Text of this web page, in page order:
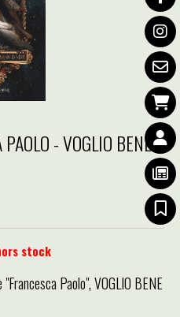
- VOGLIO BENE
stock
Paolo", VOGLIO BENE